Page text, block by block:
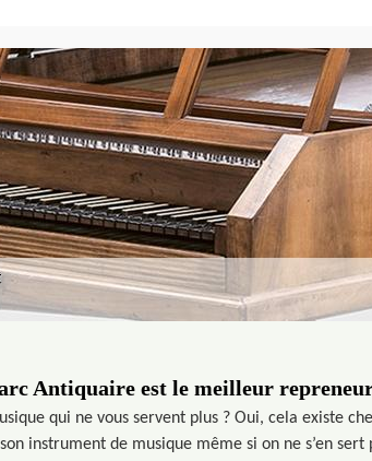
Antiquaire est le meilleur
qui ne vous servent plus ? Oui, cela existe
instrument de musique même si on ne s’en sert